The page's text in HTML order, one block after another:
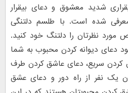
شدید معشوق و دعای بیقرار
شده است. با طلسم دلتنگی
نظرتان را دلتنگ خود کنید.
دعای دیوانه کردن محبوب به شما
سریع، دعای عاشق کردن طرف
یک نفر از راه دور و دعای عشق